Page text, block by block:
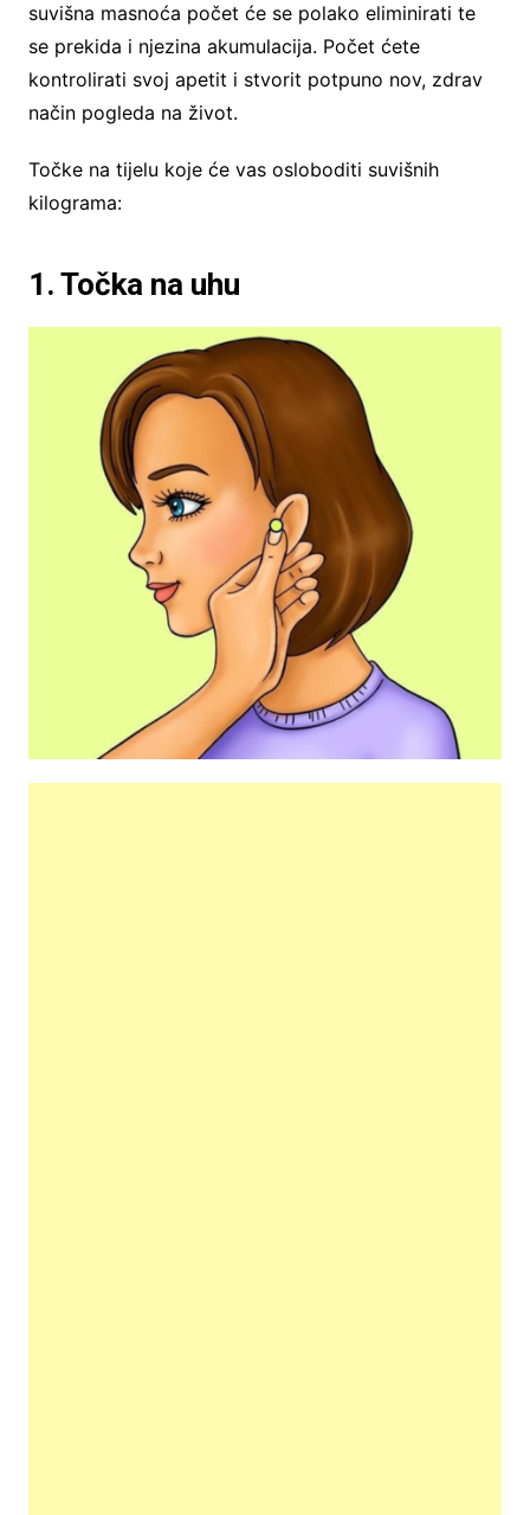
suvišna masnoća počet će se polako eliminirati te
se prekida i njezina akumulacija. Počet ćete
kontrolirati svoj apetit i stvorit potpuno nov, zdrav
način pogleda na život.
Točke na tijelu koje će vas osloboditi suvišnih
kilograma:
1. Točka na uhu